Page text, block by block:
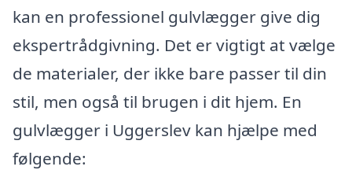
kan en professionel gulvlægger give dig
ekspertrådgivning. Det er vigtigt at vælge
de materialer, der ikke bare passer til din
stil, men også til brugen i dit hjem. En
gulvlægger i Uggerslev kan hjælpe med
følgende: